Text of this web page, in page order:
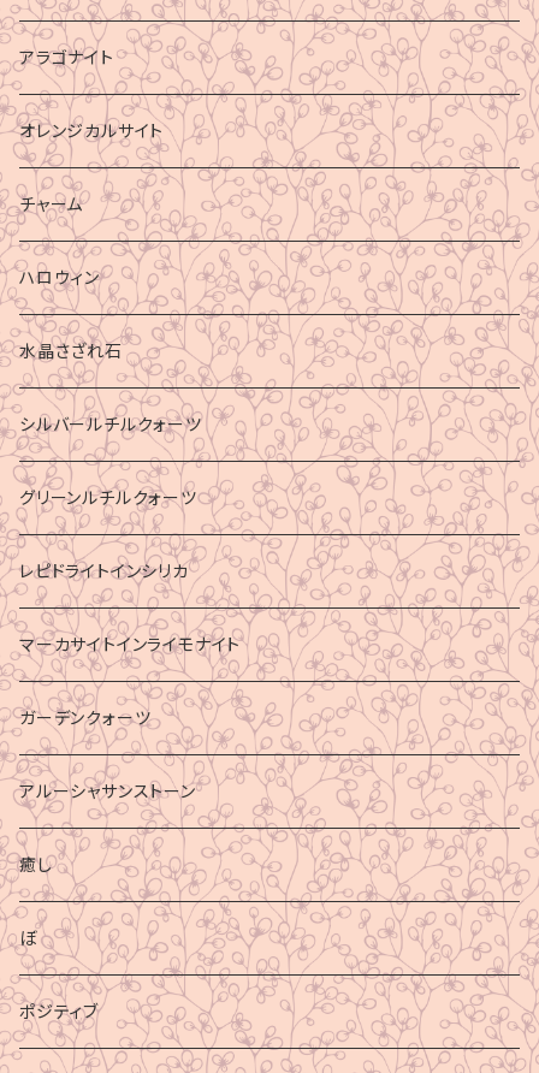
アラゴナイト
オレンジカルサイト
チャーム
ハロウィン
水晶さざれ石
シルバールチルクォーツ
グリーンルチルクォーツ
レピドライトインシリカ
マーカサイトインライモナイト
ガーデンクォーツ
アルーシャサンストーン
癒し
ぼ
ポジティブ